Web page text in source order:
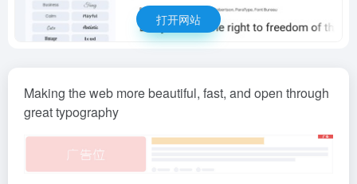
打开网站
Making the web more beautiful, fast, and open through
great typography